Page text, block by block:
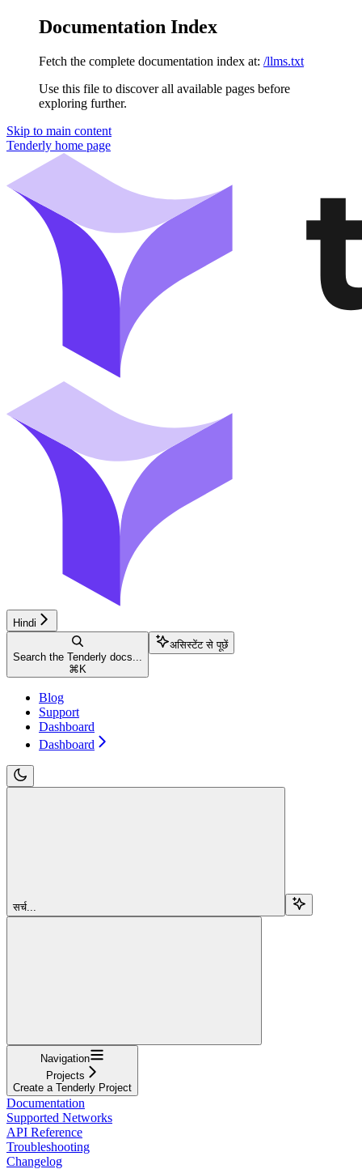
Documentation Index
Fetch the complete documentation index at: /llms.txt
Use this file to discover all available pages before
exploring further.
Skip to main content
Tenderly home page
Hindi
Search the Tenderly docs...
⌘ K
असिस्टेंट से पूछें
Blog
Support
Dashboard
Dashboard
सर्च...
Navigation
Projects
Create a Tenderly Project
Documentation
Supported Networks
API Reference
Troubleshooting
Changelog